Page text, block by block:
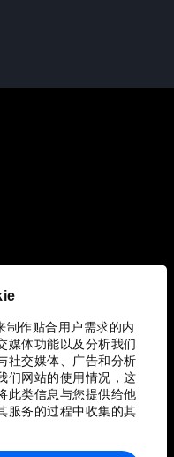
作贴合用户需求的内
媒体功能以及分析我们
社交媒体、广告和分析
们网站的使用情况，这
此类信息与您提供给他
服务的过程中收集的其